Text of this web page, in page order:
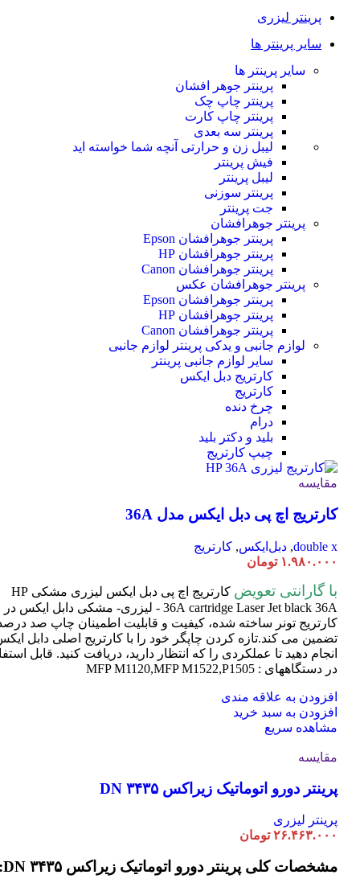
پرینتر لیزری
سایر پرینتر ها
سایر پرینتر ها
پرینتر جوهر افشان
پرینتر چاپ چک
پرینتر چاپ کارت
پرینتر سه بعدی
لیبل زن و حرارتی آنچه شما خواسته اید
فیش پرینتر
لیبل پرینتر
پرینتر سوزنی
جت پرینتر
پرینتر جوهرافشان
پرینتر جوهرافشان Epson
پرینتر جوهرافشان HP
پرینتر جوهرافشان Canon
پرینتر جوهرافشان عکس
پرینتر جوهرافشان Epson
پرینتر جوهرافشان HP
پرینتر جوهرافشان Canon
لوازم جانبی و یدکی پرینتر لوازم جانبی
سایر لوازم جانبی پرینتر
کارتریج دبل ایکس
کارتریج
چرخ دنده
درام
بلید و دکتر بلید
چیپ کارتریج
مقایسه
کارتریج اچ پی دبل ایکس مدل 36A
double x
, دبل‌ایکس, کارتریج
۱.۹۸۰.۰۰۰ تومان
با گارانتی تعویض
کارتریج اچ پی دبل ایکس لیزری مشکی HP
36A cartridge Laser
Jet black 36A - لیزری- مشکی دابل ایکس در
کارتریج تونر ساخته شده، کیفیت و قابلیت اطمینان چاپ صد
تضمین می کند.تازه کردن چاپگر خود را با کارتریج اصلی دابل
انجام دهید تا عملکردی را که انتظار دارید، دریافت کنید. قابل
در دستگاههای : MFP M1120,MFP M1522,P1505
افزودن به علاقه مندی
افزودن به سبد خرید
مشاهده سریع
مقایسه
پرینتر دورو اتوماتیک زیراکس DN ۳۴۳۵
پرینتر لیزری
۲۶.۴۶۳.۰۰۰ تومان
مشخصات کلی پرینتر دورو اتوماتیک زیراکس DN ۳۴۳۵: